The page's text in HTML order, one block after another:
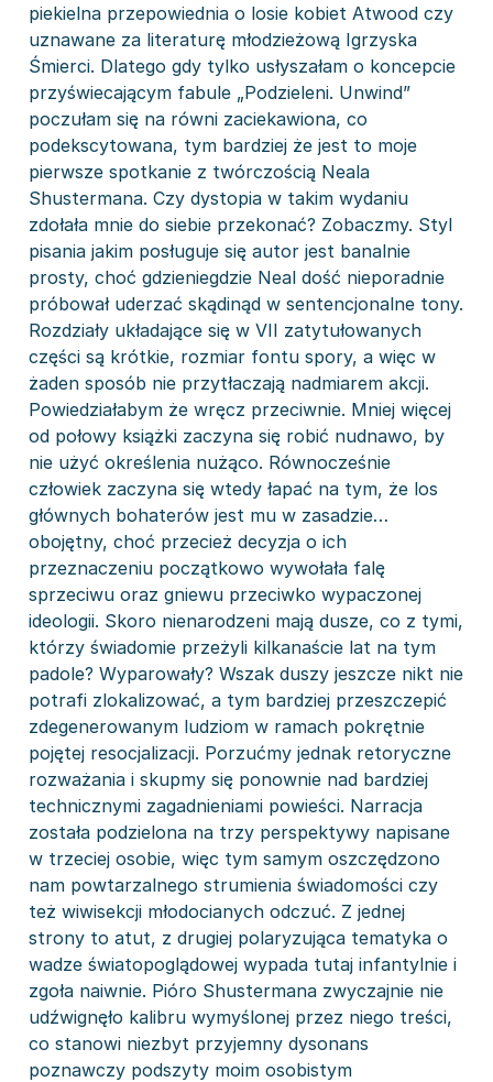
piekielna przepowiednia o losie kobiet Atwood czy
uznawane za literaturę młodzieżową Igrzyska
Śmierci. Dlatego gdy tylko usłyszałam o koncepcie
przyświecającym fabule „Podzieleni. Unwind”
poczułam się na równi zaciekawiona, co
podekscytowana, tym bardziej że jest to moje
pierwsze spotkanie z twórczością Neala
Shustermana. Czy dystopia w takim wydaniu
zdołała mnie do siebie przekonać? Zobaczmy. Styl
pisania jakim posługuje się autor jest banalnie
prosty, choć gdzieniegdzie Neal dość nieporadnie
próbował uderzać skądinąd w sentencjonalne tony.
Rozdziały układające się w VII zatytułowanych
części są krótkie, rozmiar fontu spory, a więc w
żaden sposób nie przytłaczają nadmiarem akcji.
Powiedziałabym że wręcz przeciwnie. Mniej więcej
od połowy książki zaczyna się robić nudnawo, by
nie użyć określenia nużąco. Równocześnie
człowiek zaczyna się wtedy łapać na tym, że los
głównych bohaterów jest mu w zasadzie…
obojętny, choć przecież decyzja o ich
przeznaczeniu początkowo wywołała falę
sprzeciwu oraz gniewu przeciwko wypaczonej
ideologii. Skoro nienarodzeni mają dusze, co z tymi,
którzy świadomie przeżyli kilkanaście lat na tym
padole? Wyparowały? Wszak duszy jeszcze nikt nie
potrafi zlokalizować, a tym bardziej przeszczepić
zdegenerowanym ludziom w ramach pokrętnie
pojętej resocjalizacji. Porzućmy jednak retoryczne
rozważania i skupmy się ponownie nad bardziej
technicznymi zagadnieniami powieści. Narracja
została podzielona na trzy perspektywy napisane
w trzeciej osobie, więc tym samym oszczędzono
nam powtarzalnego strumienia świadomości czy
też wiwisekcji młodocianych odczuć. Z jednej
strony to atut, z drugiej polaryzująca tematyka o
wadze światopoglądowej wypada tutaj infantylnie i
zgoła naiwnie. Pióro Shustermana zwyczajnie nie
udźwignęło kalibru wymyślonej przez niego treści,
co stanowi niezbyt przyjemny dysonans
poznawczy podszyty moim osobistym